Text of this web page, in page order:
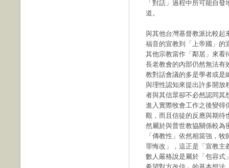
「對話」過程中所可能自
道。
與其他台灣基督教派比較起
福音的宣教到「上帝國」的
其他宗教當作「鄰居」來看
長老教會的內部仍然無法有
教對話會議的多是學者或是
與理性認知來提出許多開放
者與其信眾卻不必然認同其
進入實際牧會工作之後變得
觀，而且信徒的反應與期待
然屬於與普世教協關係較為
「傳教性」依然相當強，
罪悔改」，這正是「宣教主
數人嚴格說是屬於「包容式